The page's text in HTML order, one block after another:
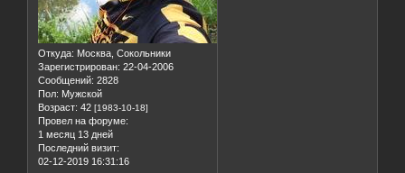
Откуда: Москва, Сокольники
Зарегистрирован: 22-04-2006
Сообщений: 2828
Пол: Мужской
Возраст: 42 [1983-10-18]
Провел на форуме:
1 месяц 13 дней
Последний визит:
02-12-2019 16:31:16